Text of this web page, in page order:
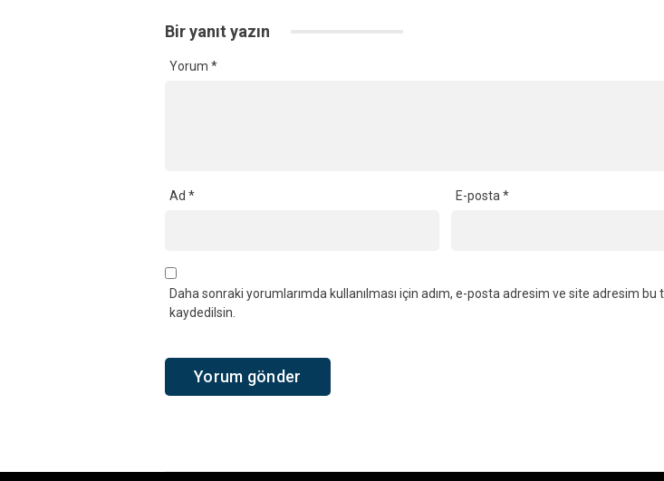
Bir yanıt yazın
Yorum *
Ad * E-posta *
Daha sonraki yorumlarımda kullanılması için adım, e-posta adresim ve site adresim bu
kaydedilsin.